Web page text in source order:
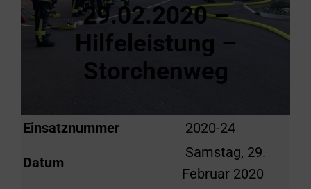
29.02.2020 –
Hilfeleistung –
Storchenweg
Einsatznummer 2020-24
Datum
Samstag, 29.
Februar 2020